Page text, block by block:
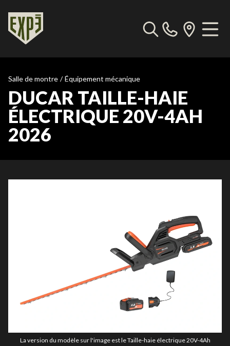
Salle de montre / Équipement mécanique
DUCAR TAILLE-HAIE
ÉLECTRIQUE 20V-4AH
2026
La version du modèle sur l'image est le Taille-haie électrique 20V-4Ah